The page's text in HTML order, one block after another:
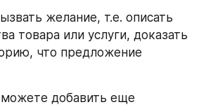
желание, т.е. описать
товара или услуги, доказать
что предложение
добавить еще